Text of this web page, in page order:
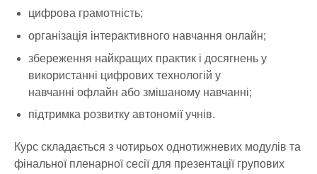
цифрова грамотність;
організація інтерактивного навчання онлайн;
збереження найкращих практик і досягнень у
використанні цифрових технологій у
навчанні офлайн або змішаному навчанні;
підтримка розвитку автономії учнів.
Курс складається з чотирьох однотижневих модулів та
фінальної пленарної сесії для презентації групових